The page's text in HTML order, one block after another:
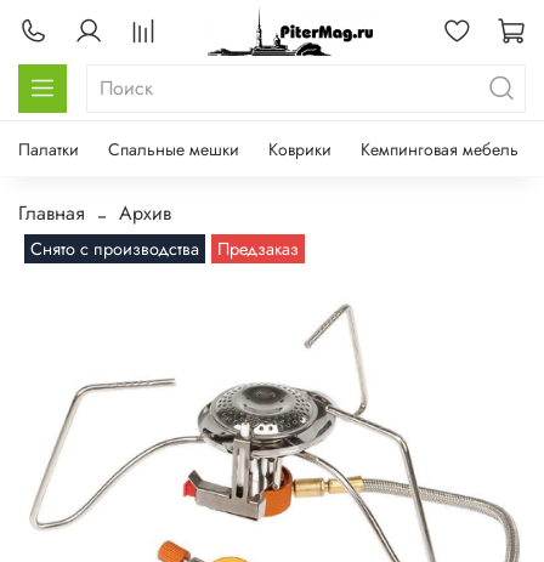
Палатки Спальные мешки Коврики Кемпинговая мебель
Главная Архив
Снято с производства Предзаказ